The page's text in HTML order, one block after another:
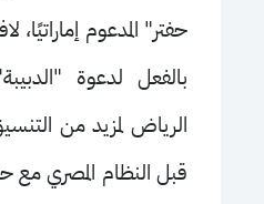
حفتر" المدعوم إماراتيًا،
بالفعل لدعوة
الرياض لمزيد من
قبل النظام المصري مع